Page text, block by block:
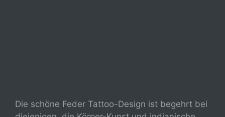
Die schöne Feder Tattoo-Design ist begehrt bei